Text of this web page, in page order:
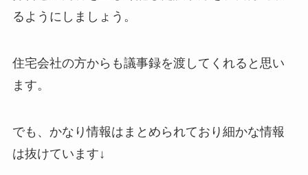
るようにしましょう。
住宅会社の方からも議事録を渡してくれると思い
ます。
でも、かなり情報はまとめられており細かな情報
は抜けています↓